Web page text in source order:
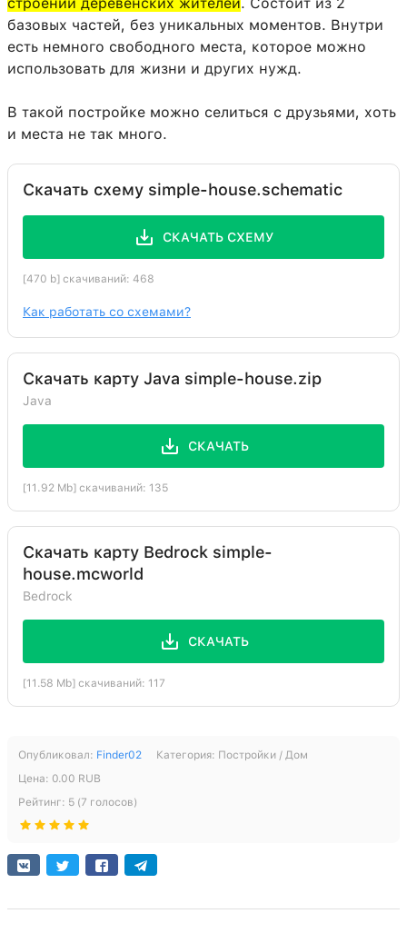
базовых частей, без уникальных моментов. Внутри
есть немного свободного места, которое можно
использовать для жизни и других нужд.
В такой постройке можно селиться с друзьями, хоть
и места не так много.
Скачать схему simple-house.schematic
СКАЧАТЬ СХЕМУ
[470 b] скачиваний: 468
Как работать со схемами?
Скачать карту Java simple-house.zip
Java
СКАЧАТЬ
[11.92 Mb] скачиваний: 135
Скачать карту Bedrock simple-
house.mcworld
Bedrock
СКАЧАТЬ
[11.58 Mb] скачиваний: 117
Опубликовал: Finder02 Категория: Постройки / Дом
Цена: 0.00 RUB
Рейтинг: 5 (7 голосов)